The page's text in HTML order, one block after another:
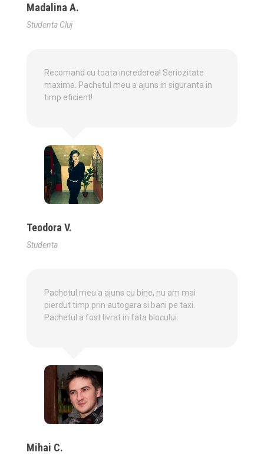
Madalina A.
Studenta Cluj
Recomand cu toata increderea! Seriozitate
maxima. Pachetul meu a ajuns in siguranta in
timp eficient!
Teodora V.
Studenta
Pachetul meu a ajuns cu bine, nu am mai
pierdut timp prin autogara si bani pe taxi.
Pachetul a fost livrat in fata blocului.
Mihai C.